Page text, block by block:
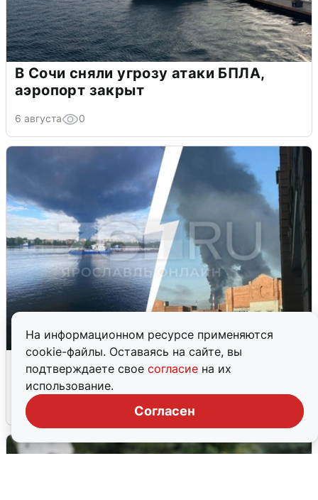
На информационном ресурсе применяются
cookie-файлы. Оставаясь на сайте, вы
подтверждаете свое согласие на их
использование.
Согласен
В Сочи сняли угрозу атаки БПЛА,
аэропорт закрыт
6 августа 0
Ночная атака БПЛА на Ярославль:
попадания и последствия
6 августа